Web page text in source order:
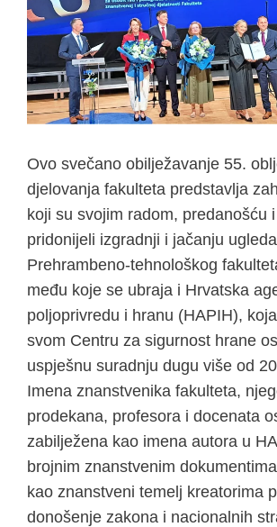
Ovo svečano obilježavanje 55.
djelovanja fakulteta predstavlja
koji su svojim radom, predanošću
pridonijeli izgradnji i jačanju ugleda
Prehrambeno-tehnološkog
među koje se ubraja i Hrvatska
poljoprivredu i hranu (HAPIH),
svom Centru za sigurnost hrane
uspješnu suradnju dugu više od
Imena znanstvenika fakulteta,
prodekana, profesora i docenata
zabilježena kao imena autora u
brojnim znanstvenim
kao znanstveni temelj kreatorima
donošenje zakona i nacionalnih